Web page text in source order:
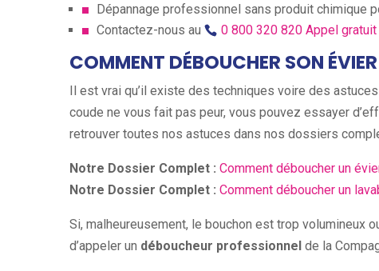
Dépannage professionnel sans produit chimique
Contactez-nous au
0 800 320 820 Appel gratuit
COMMENT DÉBOUCHER SON
Il est vrai qu’il existe des techniques voire des
coude ne vous fait pas peur, vous pouvez essayer
retrouver toutes nos astuces dans nos dossiers
Notre Dossier Complet : Comment déboucher un
Notre Dossier Complet : Comment déboucher un
Si, malheureusement, le bouchon est trop volumineux
d’appeler un déboucheur professionnel de la